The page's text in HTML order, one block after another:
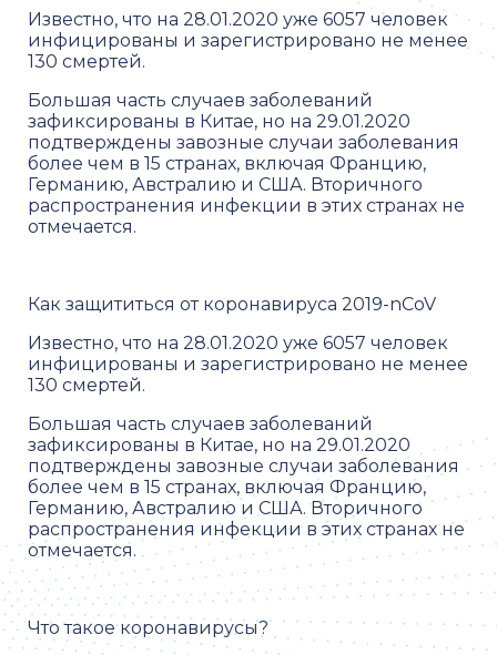
Известно, что на 28.01.2020 уже 6057 человек
инфицированы и зарегистрировано не менее
130 смертей.
Большая часть случаев заболеваний
зафиксированы в Китае, но на 29.01.2020
подтверждены завозные случаи заболевания
более чем в 15 странах, включая Францию,
Германию, Австралию и США. Вторичного
распространения инфекции в этих странах не
отмечается.
Как защититься от коронавируса 2019-nCoV
Известно, что на 28.01.2020 уже 6057 человек
инфицированы и зарегистрировано не менее
130 смертей.
Большая часть случаев заболеваний
зафиксированы в Китае, но на 29.01.2020
подтверждены завозные случаи заболевания
более чем в 15 странах, включая Францию,
Германию, Австралию и США. Вторичного
распространения инфекции в этих странах не
отмечается.
Что такое коронавирусы?